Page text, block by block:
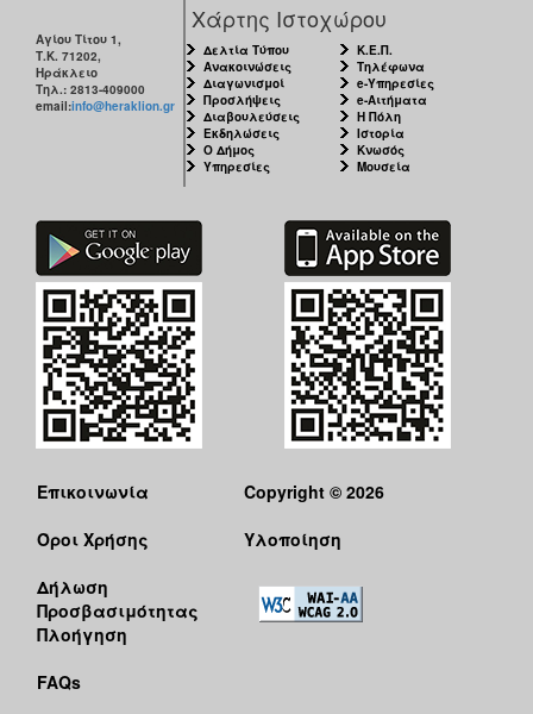
Αγίου Τίτου 1,
Τ.Κ. 71202,
Ηράκλειο
Τηλ.: 2813-409000
email:info@heraklion.gr
Χάρτης Ιστοχώρου
Δελτία Τύπου
Ανακοινώσεις
Διαγωνισμοί
Προσλήψεις
Διαβουλεύσεις
Εκδηλώσεις
Ο Δήμος
Υπηρεσίες
Κ.Ε.Π.
Τηλέφωνα
e-Υπηρεσίες
e-Αιτήματα
Η Πόλη
Ιστορία
Κνωσός
Μουσεία
Επικοινωνία
Όροι Χρήσης
Δήλωση
Προσβασιμότητας
Πλοήγηση
FAQs
Copyright © 2026
Υλοποίηση